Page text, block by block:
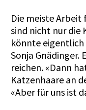
Die meiste
sind nicht nur die
könnte
Sonja Gnädinger.
reichen. «Dann
Katzenhaare an
«Aber für uns ist